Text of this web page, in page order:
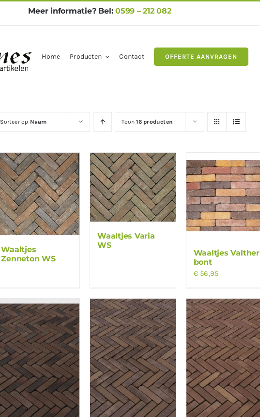
Meer informatie? Bel:0599 – 212 082
Home Producten Contact OFFERTE AANVRAGEN
Sorteer op Naam Toon16 producten
Waaltjes
Zenneton WS
Waaltjes Varia
WS
Waaltjes Valther
bont
€56,95